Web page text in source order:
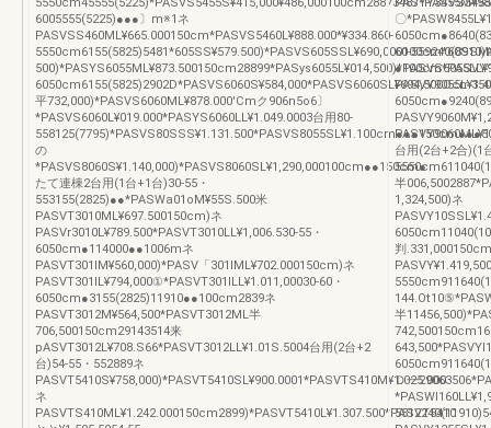
6005555(5225)●●●〕m※1ネ
PASVSS460ML¥665.000150cm*PASVS5460L¥888.000*¥334.860-
平732,000)*PASVS6060ML¥878.000'Cmク906n5o6〕
*PASVS6060L¥019.000*PASYS6060LL¥1.049.0003台用80-
の
*PASVS8060S¥1.140,000)*PASVS8060SL¥1,290,000100cm●●150cm●
たて連棟2台用(1台+1台)30-55・
553155(2825)●●*PASWa01oM¥55S.500米
PASVT3010ML¥697.500150cm)ネ
PASVr3010L¥789.500*PASVT3010LL¥1,006.530-55・
6050cm●114000●●1006mネ
PASVT301lM¥560,000)*PASV「301lML¥702.000150cm)ネ
PASVT301lL¥794,000①*PASVT301lLL¥1.011,00030-60・
6050cm●3155(2825)11910●●100cm2839ネ
PASVT3012M¥564,500*PASVT3012ML半
706,500150cm29143514来
pASVT3012L¥708.S66*PASVT3012LL¥1.01S.5004台用(2台+2
台)54-55・552889ネ
PASVT5410S¥758,000)*PASVT5410SL¥900.0001*PASVTS410M¥1.025.000
ネ
PASVTS410ML¥1.242.000150cm2899)*PASVT5410L¥1.307.500*PASVT5410
〇
60-559240(8910)
台用(2台+2合)(1
半
1,324,500)ネ
判
半
Ｄ一